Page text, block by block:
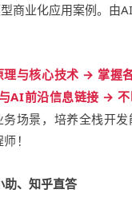
商业化应用案例。由
理与核心技术 → 掌握
AI前沿信息链接 → 不
场景，培养全栈开
！
助、知乎直答